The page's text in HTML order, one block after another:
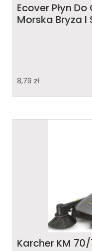
Ecover Płyn
Morska Bryza I
8,79 zł
Karcher KM 70/